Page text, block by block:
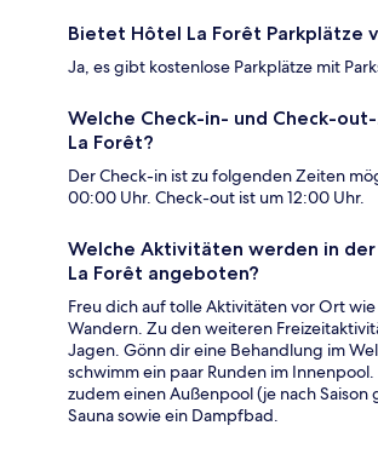
Bietet Hôtel La Forêt Parkplätze
Ja, es gibt kostenlose Parkplätze mit
Welche Check-in- und Check-
La Forêt?
Der Check-in ist zu folgenden Zeiten
00:00 Uhr. Check-out ist um 12:00 Uhr.
Welche Aktivitäten werden in
La Forêt angeboten?
Freu dich auf tolle Aktivitäten vor Ort
Wandern. Zu den weiteren
Jagen. Gönn dir eine Behandlung im
schwimm ein paar Runden im Innenpool.
zudem einen Außenpool (je nach
Sauna sowie ein Dampfbad.